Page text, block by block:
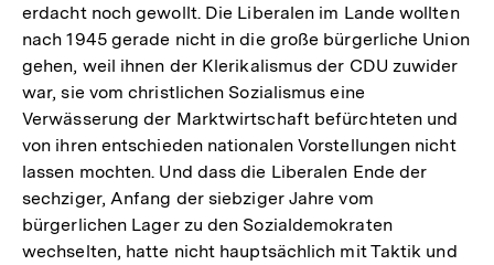
erdacht noch gewollt. Die Liberalen im Lande wollten
nach 1945 gerade nicht in die große bürgerliche Union
gehen, weil ihnen der Klerikalismus der CDU zuwider
war, sie vom christlichen Sozialismus eine
Verwässerung der Marktwirtschaft befürchteten und
von ihren entschieden nationalen Vorstellungen nicht
lassen mochten. Und dass die Liberalen Ende der
sechziger, Anfang der siebziger Jahre vom
bürgerlichen Lager zu den Sozialdemokraten
wechselten, hatte nicht hauptsächlich mit Taktik und